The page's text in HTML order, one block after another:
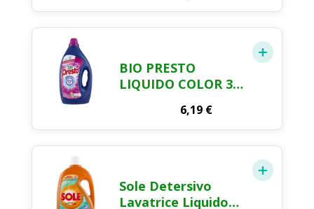
COLORATI
BIO PRESTO
LIQUIDO COLOR 35
6,19 €
Sole Detersivo
Lavatrice Liquido